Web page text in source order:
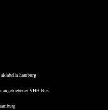
aidabella hamburg
angetriebener VHH-Bus